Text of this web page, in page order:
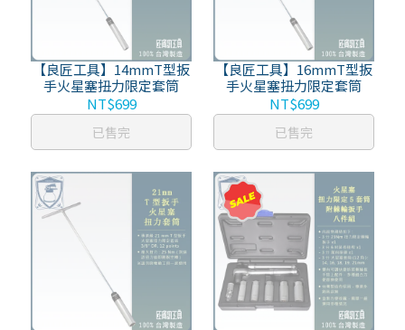
【良匠工具】14mmT型扳
手火星塞扭力限定套筒
NT$699
已售完
【良匠工具】16mmT型扳
手火星塞扭力限定套筒
NT$699
已售完